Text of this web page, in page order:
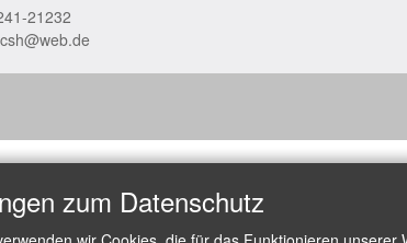
21232
zum Datenschutz